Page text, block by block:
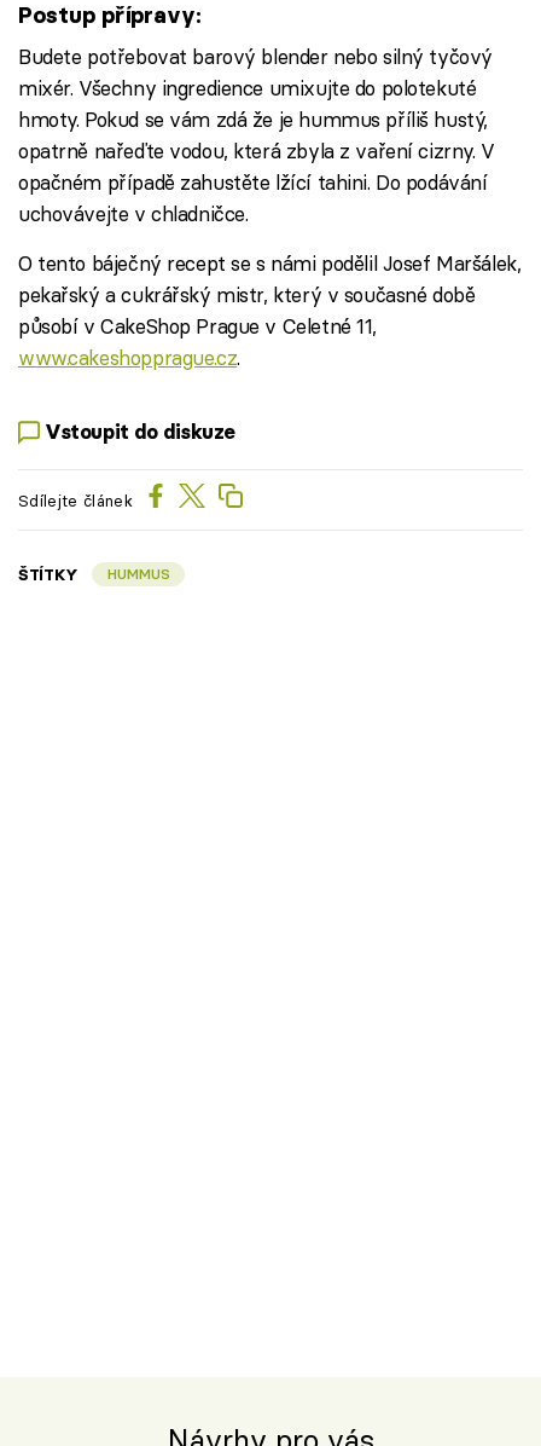
Postup přípravy:
Budete potřebovat barový blender nebo silný tyčový
mixér. Všechny ingredience umixujte do polotekuté
hmoty. Pokud se vám zdá že je hummus příliš hustý,
opatrně nařeďte vodou, která zbyla z vaření cizrny. V
opačném případě zahustěte lžící tahini. Do podávání
uchovávejte v chladničce.
O tento báječný recept se s námi podělil Josef Maršálek,
pekařský a cukrářský mistr, který v současné době
působí v CakeShop Prague v Celetné 11,
www.cakeshopprague.cz.
Vstoupit do diskuze
Sdílejte článek
ŠTÍTKY HUMMUS